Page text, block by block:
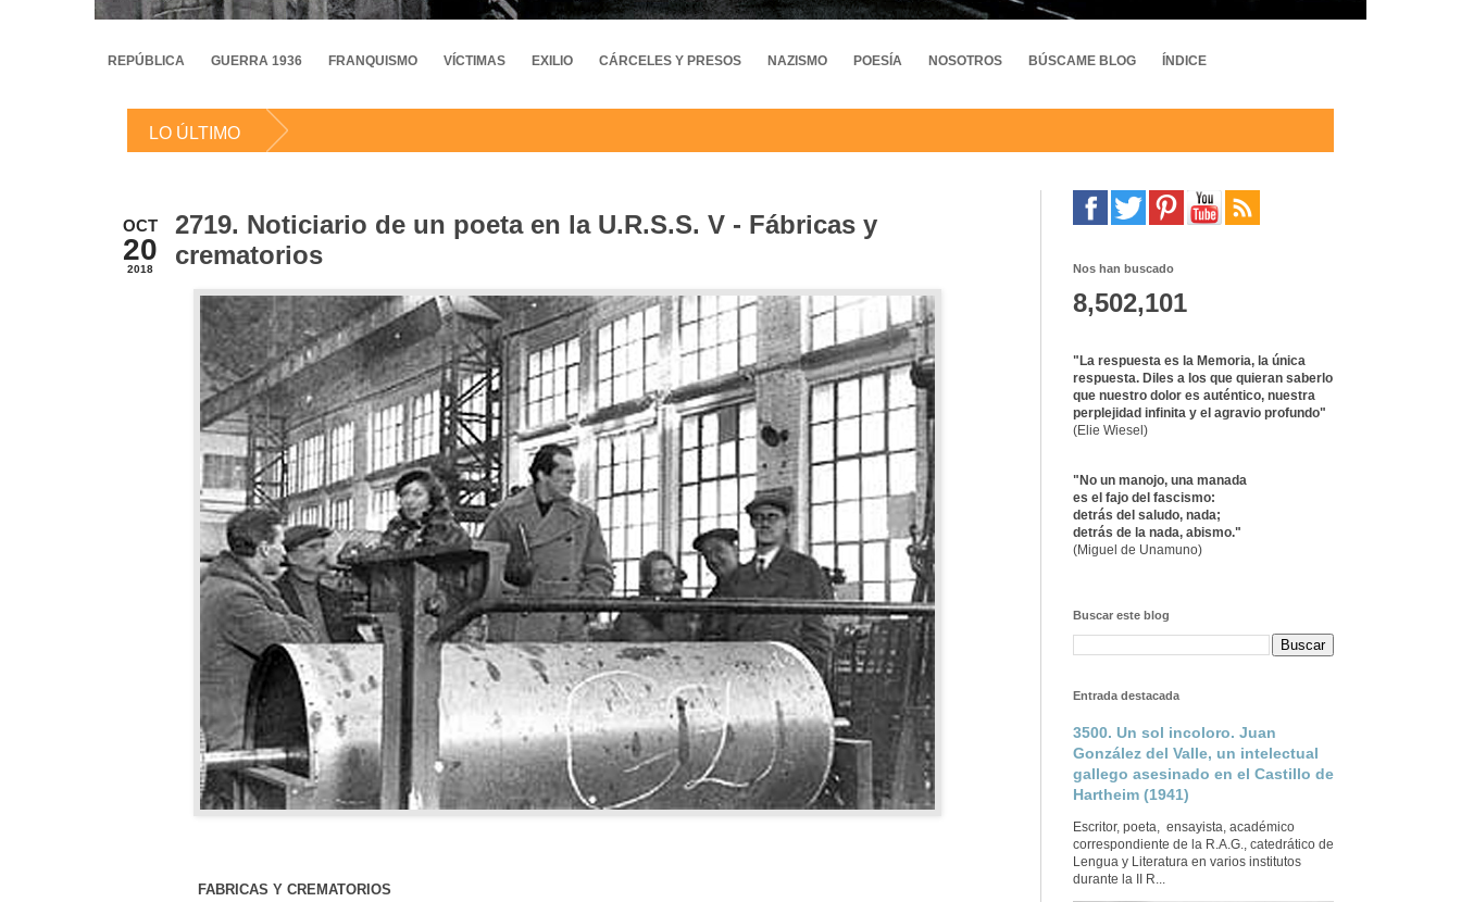
REPÚBLICA GUERRA 1936 FRANQUISMO VÍCTIMAS EXILIO CÁRCELES Y PRESOS NAZISMO POESÍA NOSOTROS BÚSCAME BLOG ÍNDICE
LO ÚLTIMO
OCT
20
2018
2719. Noticiario de un poeta en la U.R.S.S. V - Fábricas y
crematorios
FABRICAS Y CREMATORIOS
Nos han buscado
8,502,101
"La respuesta es la Memoria, la única
respuesta. Diles a los que quieran saberlo
que nuestro dolor es auténtico, nuestra
perplejidad infinita y el agravio profundo"
(Elie Wiesel)
"No un manojo, una manada
es el fajo del fascismo:
detrás del saludo, nada;
detrás de la nada, abismo."
(Miguel de Unamuno)
Buscar este blog
Entrada destacada
3500. Un sol incoloro. Juan
González del Valle, un intelectual
gallego asesinado en el Castillo de
Hartheim (1941)
Escritor, poeta, ensayista, académico
correspondiente de la R.A.G., catedrático de
Lengua y Literatura en varios institutos
durante la II R...